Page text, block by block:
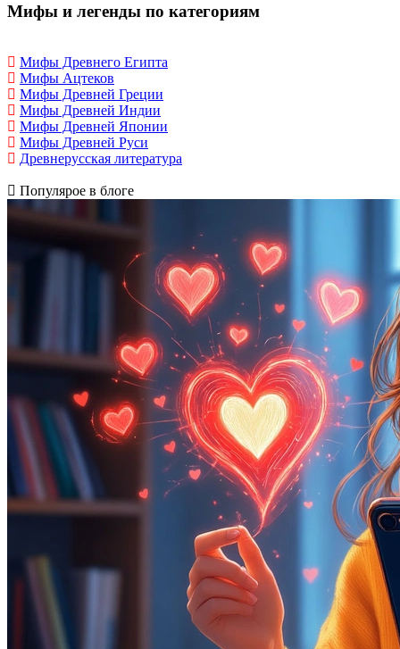
Мифы и легенды по категориям
Мифы Древнего Египта
Мифы Ацтеков
Мифы Древней Греции
Мифы Древней Индии
Мифы Древней Японии
Мифы Древней Руси
Древнерусская литература
Популярое в блоге